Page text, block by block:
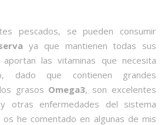
pescados, se pueden consumir
ya que mantienen todas sus
las vitaminas que necesita
dado que contienen grandes
grasos Omega3, son excelentes
otras enfermedades del sistema
he comentado en algunas de mis